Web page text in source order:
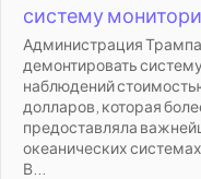
систему
Администрация
демонтировать
наблюдений
долларов, которая
предоставляла
океанических
В...